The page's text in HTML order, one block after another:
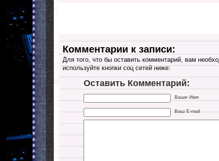
Комментарии к записи:
Для того, что бы оставить комментарий, вам
используйте кнопки соц сетей ниже:
Оставить Комментарий:
Ваше Имя
Ваш E-mail